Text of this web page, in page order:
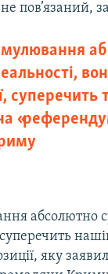
пов’язаний,
суперечить
абсолютно
яку